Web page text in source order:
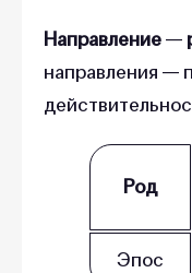
Направление—
направления —
Род
Эпос